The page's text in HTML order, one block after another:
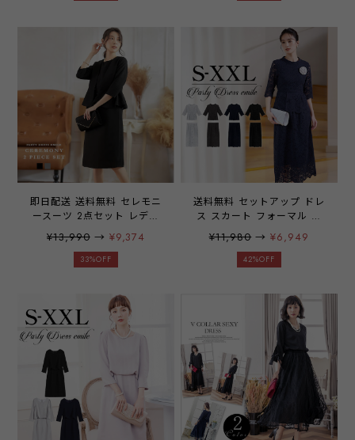
ティードレス emile0181
イダル 通勤 オフィス レデ
ィース 20代 30代 40代 大
きいサイズ お呼ばれ
emile0079 yymuu【アウト
レット】
即日配送 送料無料 セレモニ
ースーツ 2点セット レディ
ースフォーマル フォーマル
ワンピース フォーマルスー
ツ ジャケット セットアップ
ラー セレモニー 入学式 卒
業式 授業参観 お受験 喪服
グレー ブラック S M L LL
3L XL XXL 大きいサイズ
emile0199
¥13,990→ ¥9,374
33%OFF
送料無料 セットアップ ドレ
ス スカート フォーマル レ
ディース ミモレ丈 入学式
卒業式 着回し デザイン 2点
セット ブラウス レース セ
¥11,980→¥6,949
42%OFF